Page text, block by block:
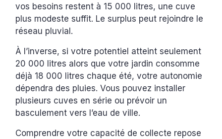
vos besoins restent à 15 000 litres, une cuve
plus modeste suffit. Le surplus peut rejoindre le
réseau pluvial.
À l’inverse, si votre potentiel atteint seulement
20 000 litres alors que votre jardin consomme
déjà 18 000 litres chaque été, votre autonomie
dépendra des pluies. Vous pouvez installer
plusieurs cuves en série ou prévoir un
basculement vers l’eau de ville.
Comprendre votre capacité de collecte repose